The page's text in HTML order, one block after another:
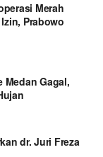
Merah
Prabowo
Medan Gagal,
dr. Juri Freza